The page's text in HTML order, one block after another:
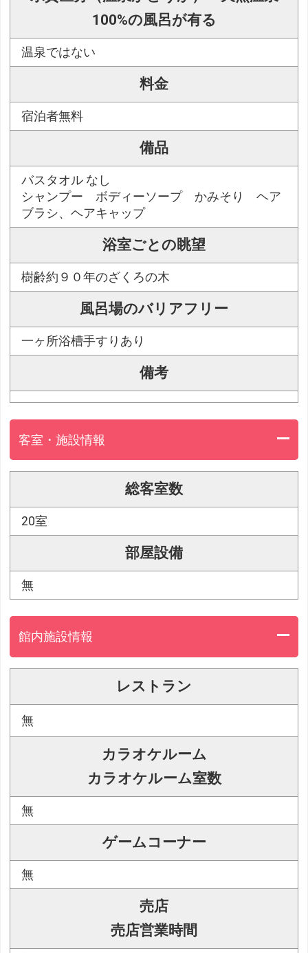
100%の風呂が有る
温泉ではない
料金
宿泊者無料
備品
バスタオル なし
シャンプー ボディーソープ かみそり ヘア
ブラシ、ヘアキャップ
浴室ごとの眺望
樹齢約９０年のざくろの木
風呂場のバリアフリー
一ヶ所浴槽手すりあり
備考
客室・施設情報
総客室数
20室
部屋設備
無
館内施設情報
レストラン
無
カラオケルーム
カラオケルーム室数
無
ゲームコーナー
無
売店
売店営業時間